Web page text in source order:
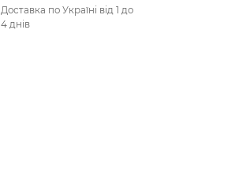
Доставка по Україні від 1 до
4 днів